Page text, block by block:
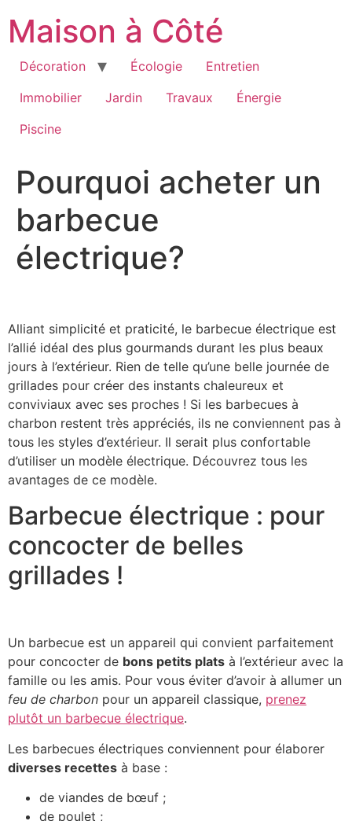
contenu
Maison à Côté
Décoration Écologie
Entretien
Immobilier
Jardin Travaux
Énergie
Piscine
Pourquoi acheter un
barbecue
électrique?
Alliant simplicité et praticité, le barbecue électrique est
l’allié idéal des plus gourmands durant les plus beaux
jours à l’extérieur. Rien de telle qu’une belle journée de
grillades pour créer des instants chaleureux et
conviviaux avec ses proches ! Si les barbecues à
charbon restent très appréciés, ils ne conviennent pas à
tous les styles d’extérieur. Il serait plus confortable
d’utiliser un modèle électrique. Découvrez tous les
avantages de ce modèle.
Barbecue électrique : pour
concocter de belles
grillades !
Un barbecue est un appareil qui convient parfaitement
pour concocter de bons petits plats à l’extérieur avec la
famille ou les amis. Pour vous éviter d’avoir à allumer un
feu de charbon pour un appareil classique, prenez
plutôt un barbecue électrique.
Les barbecues électriques conviennent pour élaborer
diverses recettes à base :
de viandes de bœuf ;
de poulet ;